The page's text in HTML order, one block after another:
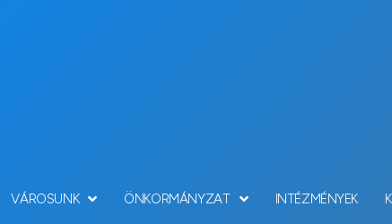
VÁROSUNK ÖNKORMÁNYZAT INTÉZMÉNYEK